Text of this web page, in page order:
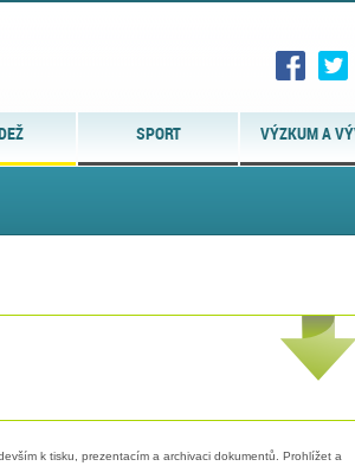
SPORT VÝZKUM A
k tisku, prezentacím a archivaci dokumentů. Prohlížet a